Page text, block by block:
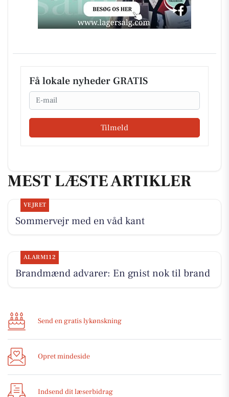
Få lokale nyheder GRATIS
Email
Tilmeld
MEST LÆSTE ARTIKLER
VEJRET
Sommervejr med en våd kant
ALARM112
Brandmænd advarer: En gnist nok til brand
Send en gratis lykønskning
Opret mindeside
Indsend dit læserbidrag